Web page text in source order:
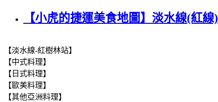
【小虎的捷運美食地圖】淡水線(紅
【淡水線-紅樹林站】
【中式料理】
【日式料理】
【歐美料理】
【其他亞洲料理】